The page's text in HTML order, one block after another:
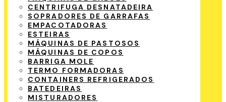
CENTRIFUGA DESNATADEIRA
SOPRADORES DE GARRAFAS
EMPACOTADORAS
ESTEIRAS
MÁQUINAS DE PASTOSOS
MÁQUINAS DE COPOS
BARRIGA MOLE
TERMO FORMADORAS
CONTAINERS REFRIGERADOS
BATEDEIRAS
MISTURADORES